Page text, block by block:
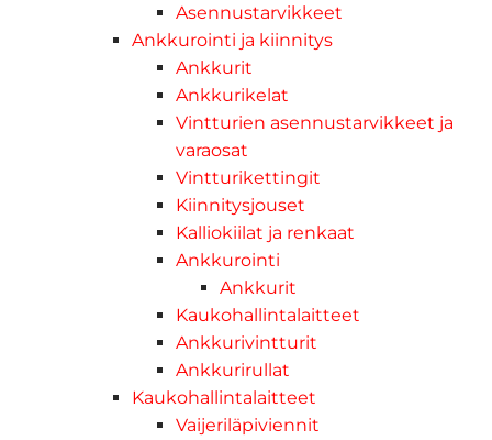
Asennustarvikkeet
Ankkurointi ja kiinnitys
Ankkurit
Ankkurikelat
Vintturien asennustarvikkeet ja
varaosat
Vintturikettingit
Kiinnitysjouset
Kalliokiilat ja renkaat
Ankkurointi
Ankkurit
Kaukohallintalaitteet
Ankkurivintturit
Ankkurirullat
Kaukohallintalaitteet
Vaijeriläpiviennit